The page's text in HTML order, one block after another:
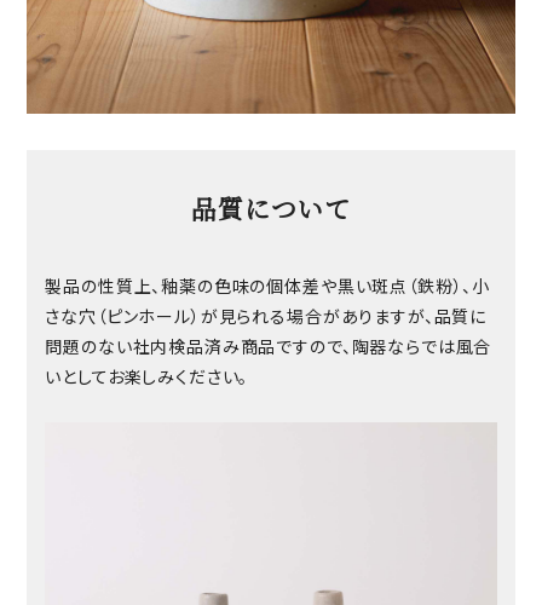
品質について
製品の性質上、釉薬の色味の個体差や黒い斑点（鉄粉）、小
さな穴（ピンホール）が見られる場合がありますが、品質に
問題のない社内検品済み商品ですので、陶器ならでは風合
いとしてお楽しみください。